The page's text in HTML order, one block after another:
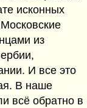
исконных
из
И все это
В наше
всё обратно в